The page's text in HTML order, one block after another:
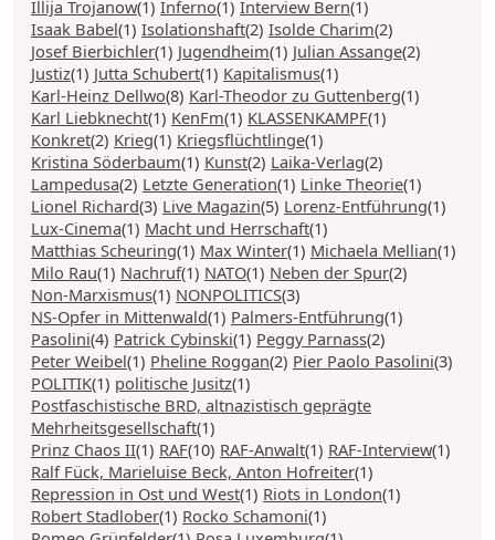
Illija Trojanow(1) Inferno(1) Interview Bern(1)
Isaak Babel(1) Isolationshaft(2) Isolde Charim(2)
Josef Bierbichler(1) Jugendheim(1) Julian Assange(2)
Justiz(1) Jutta Schubert(1) Kapitalismus(1)
Karl-Heinz Dellwo(8) Karl-Theodor zu Guttenberg(1)
Karl Liebknecht(1) KenFm(1) KLASSENKAMPF(1)
Konkret(2) Krieg(1) Kriegsflüchtlinge(1)
Kristina Söderbaum(1) Kunst(2) Laika-Verlag(2)
Lampedusa(2) Letzte Generation(1) Linke Theorie(1)
Lionel Richard(3) Live Magazin(5) Lorenz-Entführung(1)
Lux-Cinema(1) Macht und Herrschaft(1)
Matthias Scheuring(1) Max Winter(1) Michaela Mellian(1)
Milo Rau(1) Nachruf(1) NATO(1) Neben der Spur(2)
Non-Marxismus(1) NONPOLITICS(3)
NS-Opfer in Mittenwald(1) Palmers-Entführung(1)
Pasolini(4) Patrick Cybinski(1) Peggy Parnass(2)
Peter Weibel(1) Pheline Roggan(2) Pier Paolo Pasolini(3)
POLITIK(1) politische Jusitz(1)
Postfaschistische BRD, altnazistisch geprägte
Mehrheitsgesellschaft(1)
Prinz Chaos II(1) RAF(10) RAF-Anwalt(1) RAF-Interview(1)
Ralf Fück, Marieluise Beck, Anton Hofreiter(1)
Repression in Ost und West(1) Riots in London(1)
Robert Stadlober(1) Rocko Schamoni(1)